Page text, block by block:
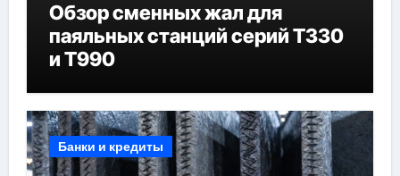
Обзор сменных жал для
паяльных станций серий T330
и T990
Банки и кредиты